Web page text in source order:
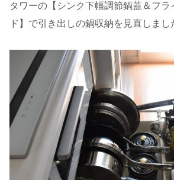
タワーの【シンク下幅調節鍋蓋＆フラ
ド】で引き出しの鍋収納を見直しまし